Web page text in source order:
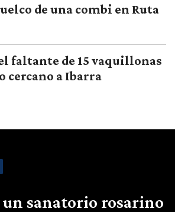
de una combi en Ruta
faltante de 15 vaquillonas
cercano a Ibarra
sanatorio rosarino